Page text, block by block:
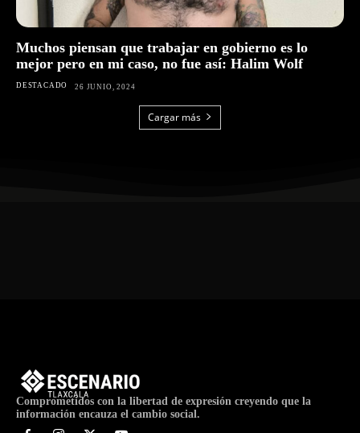
Muchos piensan que trabajar en gobierno es lo
mejor pero en mi caso, no fue así: Halim Wolf
DESTACADO 26 JUNIO, 2024
Cargar más
Comprometidos con la libertad de expresión creyendo que la
información encauza el cambio social.